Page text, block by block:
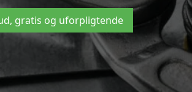
gratis og uforpligtende